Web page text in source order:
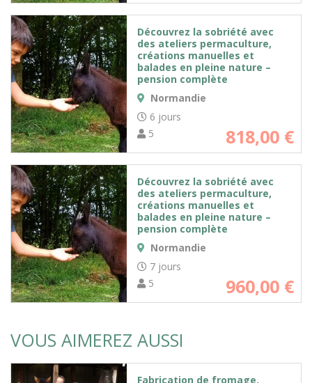
Découvrez la sobriété avec
des ateliers permaculture,
créations manuelles et
balades en pleine nature –
pension complète
Normandie
6 jours
5
818,00 €
Découvrez la sobriété avec
des ateliers permaculture,
créations manuelles et
balades en pleine nature –
pension complète
Normandie
7 jours
5
960,00 €
VOUS AIMEREZ AUSSI
Fabrication de fromage,